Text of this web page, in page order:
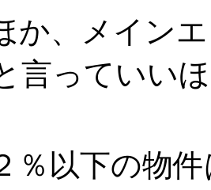
か、メイン
言っていい
％以下の物